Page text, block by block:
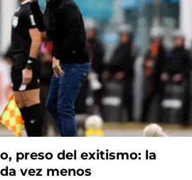
preso del exitismo: la
vez menos